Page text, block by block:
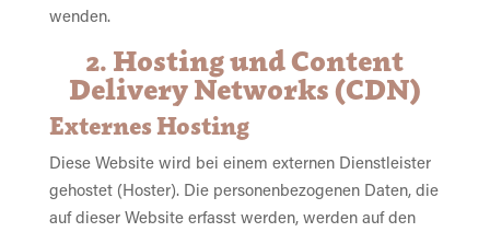
wenden.
2. Hosting und Content
Delivery Networks (CDN)
Externes Hosting
Diese Website wird bei einem externen Dienstleister
gehostet (Hoster). Die personenbezogenen Daten, die
auf dieser Website erfasst werden, werden auf den